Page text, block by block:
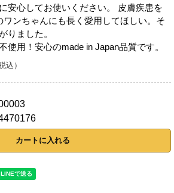
安心してお使いください。 皮膚疾患を
ンちゃんにも長く愛用してほしい。そ
りました。
使用！安心のmade in Japan品質です。
込）